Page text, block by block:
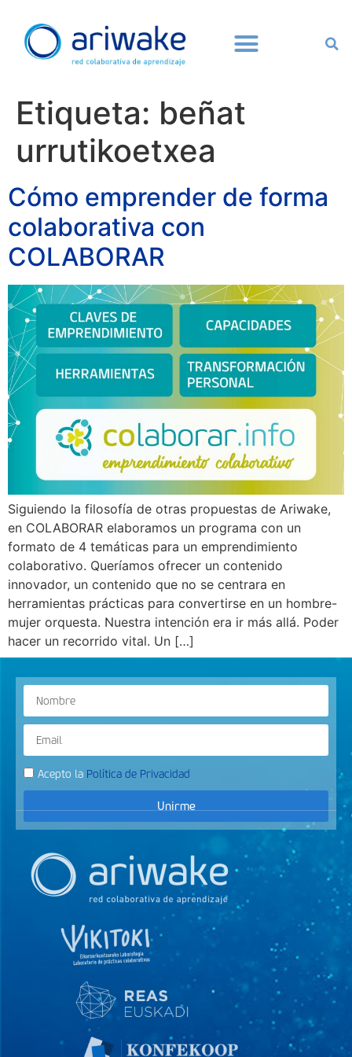
Etiqueta: beñat
urrutikoetxea
Cómo emprender de forma
colaborativa con
COLABORAR
Siguiendo la filosofía de otras propuestas de Ariwake,
en COLABORAR elaboramos un programa con un
formato de 4 temáticas para un emprendimiento
colaborativo. Queríamos ofrecer un contenido
innovador, un contenido que no se centrara en
herramientas prácticas para convertirse en un hombre-
mujer orquesta. Nuestra intención era ir más allá. Poder
hacer un recorrido vital. Un […]
Acepto la Política de Privacidad
Unirme